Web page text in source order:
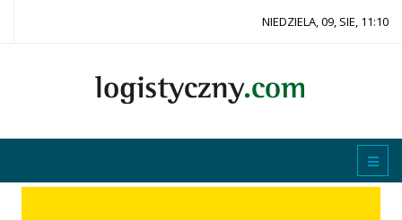
NIEDZIELA, 09, SIE, 11:10